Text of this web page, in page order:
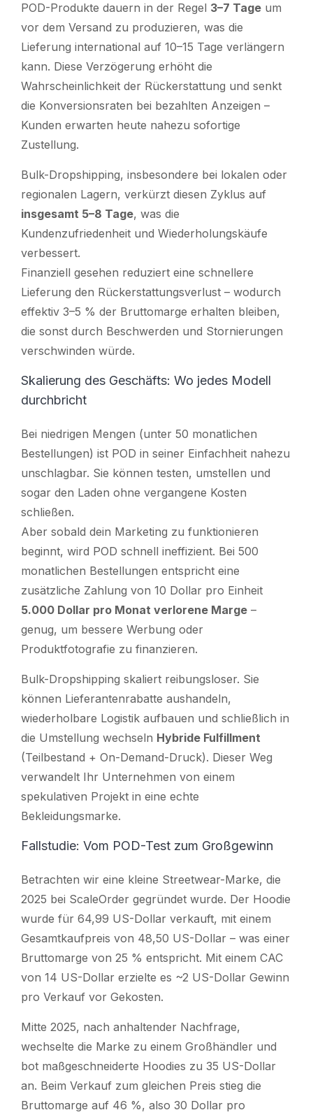
POD-Produkte dauern in der Regel 3–7 Tage um
vor dem Versand zu produzieren, was die
Lieferung international auf 10–15 Tage verlängern
kann. Diese Verzögerung erhöht die
Wahrscheinlichkeit der Rückerstattung und senkt
die Konversionsraten bei bezahlten Anzeigen –
Kunden erwarten heute nahezu sofortige
Zustellung.
Bulk-Dropshipping, insbesondere bei lokalen oder
regionalen Lagern, verkürzt diesen Zyklus auf
insgesamt 5–8 Tage, was die
Kundenzufriedenheit und Wiederholungskäufe
verbessert.
Finanziell gesehen reduziert eine schnellere
Lieferung den Rückerstattungsverlust – wodurch
effektiv 3–5 % der Bruttomarge erhalten bleiben,
die sonst durch Beschwerden und Stornierungen
verschwinden würde.
Skalierung des Geschäfts: Wo jedes Modell
durchbricht
Bei niedrigen Mengen (unter 50 monatlichen
Bestellungen) ist POD in seiner Einfachheit nahezu
unschlagbar. Sie können testen, umstellen und
sogar den Laden ohne vergangene Kosten
schließen.
Aber sobald dein Marketing zu funktionieren
beginnt, wird POD schnell ineffizient. Bei 500
monatlichen Bestellungen entspricht eine
zusätzliche Zahlung von 10 Dollar pro Einheit
5.000 Dollar pro Monat verlorene Marge –
genug, um bessere Werbung oder
Produktfotografie zu finanzieren.
Bulk-Dropshipping skaliert reibungsloser. Sie
können Lieferantenrabatte aushandeln,
wiederholbare Logistik aufbauen und schließlich in
die Umstellung wechseln Hybride Fulfillment
(Teilbestand + On-Demand-Druck). Dieser Weg
verwandelt Ihr Unternehmen von einem
spekulativen Projekt in eine echte
Bekleidungsmarke.
Fallstudie: Vom POD-Test zum Großgewinn
Betrachten wir eine kleine Streetwear-Marke, die
2025 bei ScaleOrder gegründet wurde. Der Hoodie
wurde für 64,99 US-Dollar verkauft, mit einem
Gesamtkaufpreis von 48,50 US-Dollar – was einer
Bruttomarge von 25 % entspricht. Mit einem CAC
von 14 US-Dollar erzielte es ~2 US-Dollar Gewinn
pro Verkauf vor Gekosten.
Mitte 2025, nach anhaltender Nachfrage,
wechselte die Marke zu einem Großhändler und
bot maßgeschneiderte Hoodies zu 35 US-Dollar
an. Beim Verkauf zum gleichen Preis stieg die
Bruttomarge auf 46 %, also 30 Dollar pro